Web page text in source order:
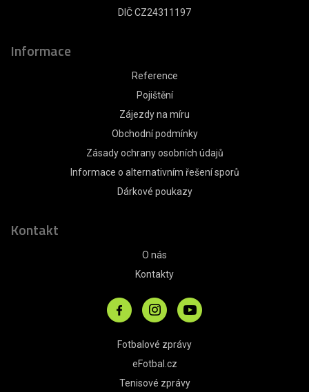
DIČ CZ24311197
Informace
Reference
Pojištění
Zájezdy na míru
Obchodní podmínky
Zásady ochrany osobních údajů
Informace o alternativním řešení sporů
Dárkové poukazy
Kontakt
O nás
Kontakty
Fotbalové zprávy
eFotbal.cz
Tenisové zprávy